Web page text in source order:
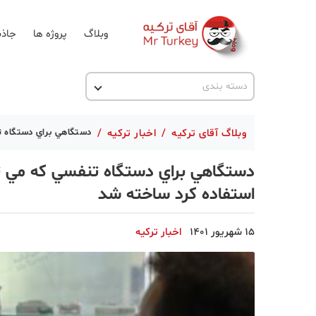
وبلاگ پروژه ها
دسته بندی
اخبار ترکیه
ترکیه گردی
جاذبه گردشگری
حقوقی
دانستنی
وبلاگ آقای ترکیه / اخبار ترکیه / دستگاهي براي دستگاه تنفسي كه
استفاده كرد ساخته شد
15 شهریور 1401 اخبار ترکیه